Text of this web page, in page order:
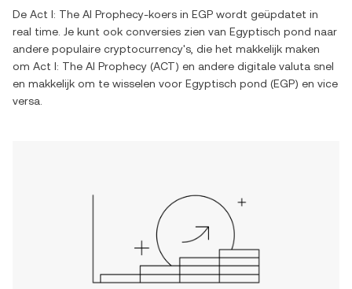
De Act I: The AI Prophecy-koers in EGP wordt geüpdatet in
real time. Je kunt ook conversies zien van Egyptisch pond naar
andere populaire cryptocurrency's, die het makkelijk maken
om Act I: The AI Prophecy (ACT) en andere digitale valuta snel
en makkelijk om te wisselen voor Egyptisch pond (EGP) en vice
versa.